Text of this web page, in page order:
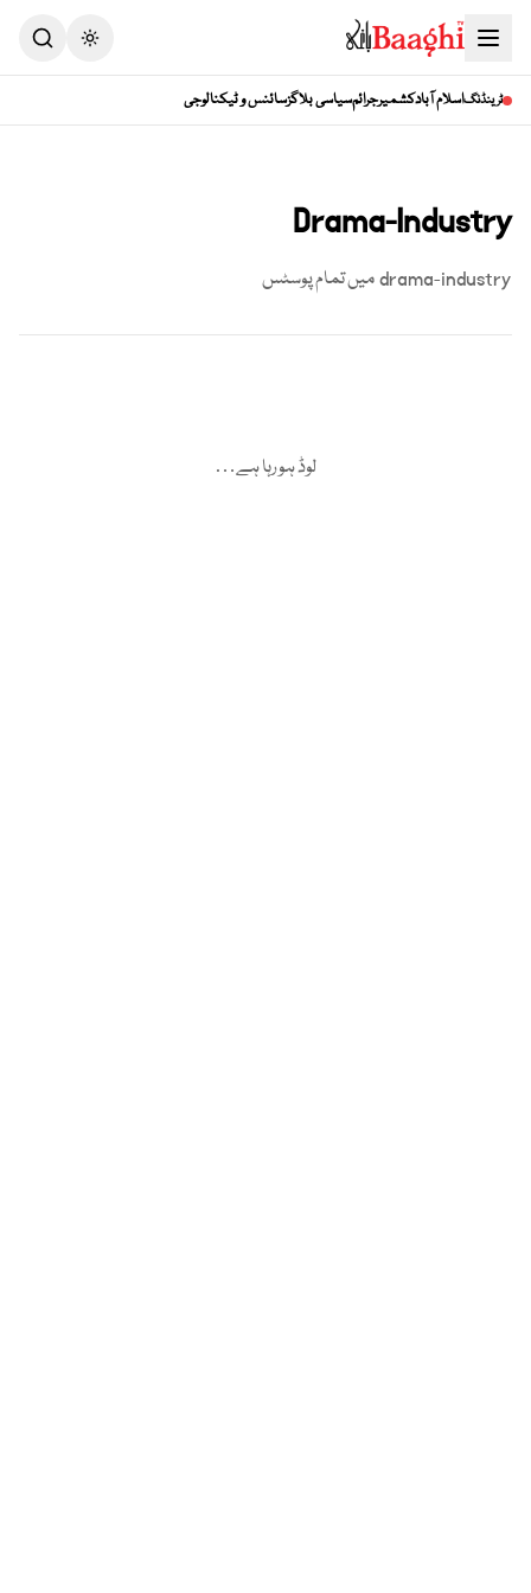
Toggle theme
ٹرینڈنگاسلام آبادکشمیرجرائمسیاسی بلاگزسائنس و ٹیکنالوجی
Drama-Industry
drama-industryمیں تمام پوسٹس
لوڈ ہو رہا ہے…